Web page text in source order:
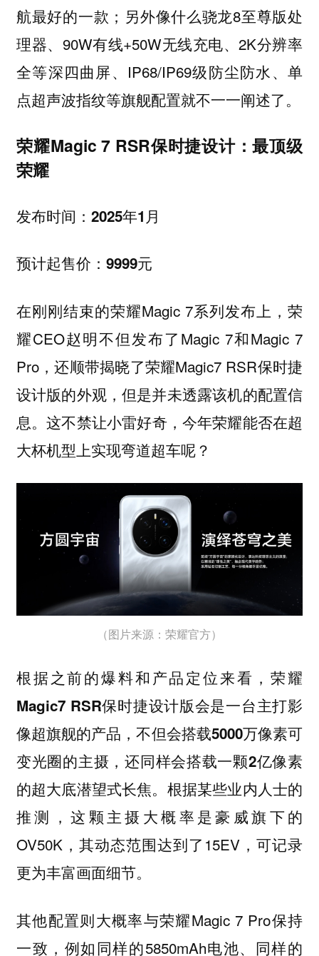
航最好的一款；另外像什么骁龙8至尊版处
理器、90W有线+50W无线充电、2K分辨率
全等深四曲屏、IP68/IP69级防尘防水、单
点超声波指纹等旗舰配置就不一一阐述了。
荣耀Magic 7 RSR保时捷设计：最顶级
荣耀
发布时间：2025年1月
预计起售价：9999元
在刚刚结束的荣耀Magic 7系列发布上，荣
耀CEO赵明不但发布了Magic 7和Magic 7
Pro，还顺带揭晓了荣耀Magic7 RSR保时捷
设计版的外观，但是并未透露该机的配置信
息。这不禁让小雷好奇，今年荣耀能否在超
大杯机型上实现弯道超车呢？
（图片来源：荣耀官方）
根据之前的爆料和产品定位来看，荣耀
Magic7 RSR保时捷设计版会是一台主打影
像超旗舰的产品，不但会搭载5000万像素可
变光圈的主摄，还同样会搭载一颗2亿像素
的超大底潜望式长焦。 根据某些业内人士的
推测，这颗主摄大概率是豪威旗下的
OV50K，其动态范围达到了15EV，可记录
更为丰富画面细节。
其他配置则大概率与荣耀Magic 7 Pro保持
一致，例如同样的5850mAh电池、同样的